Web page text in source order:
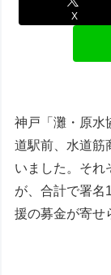
X
神戸「灘・原水
道駅前、水道筋
いました。それ
が、合計で署名
援の募金が寄せ